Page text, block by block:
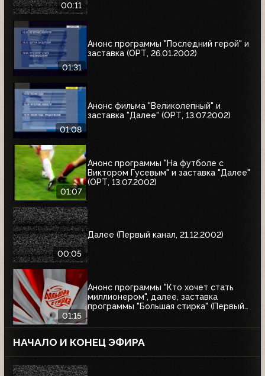
00:11
01:31
Анонс программы "Последний герой" и
заставка (ОРТ, 26.01.2002)
01:08
Анонс фильма "Великолепный" и
заставка "Далее" (ОРТ, 13.07.2002)
01:07
Анонс программы "На футболе с
Виктором Гусевым" и заставка "Далее"
(ОРТ, 13.07.2002)
00:05
Далее (Первый канал, 21.12.2002)
01:15
Анонс программы "Кто хочет стать
миллионером", далее, заставка
программы "Большая стирка" (Первый
НАЧАЛО И КОНЕЦ ЭФИРА